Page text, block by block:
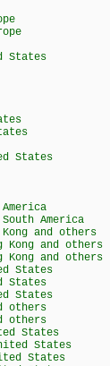
States
America
and others
and others
and others
States
States
others
others
States
States
States